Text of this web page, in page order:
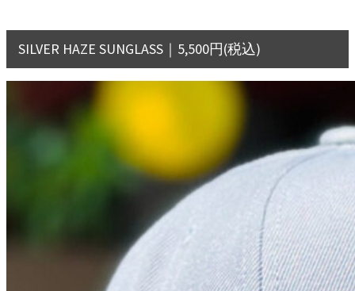
SILVER HAZE SUNGLASS｜5,500円(税込)